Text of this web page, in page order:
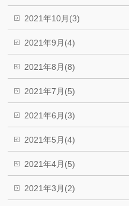
2021年10月(3)
2021年9月(4)
2021年8月(8)
2021年7月(5)
2021年6月(3)
2021年5月(4)
2021年4月(5)
2021年3月(2)